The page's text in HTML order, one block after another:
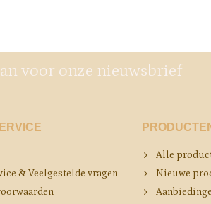
voor onze nieuwsbrief
& Veelgestelde vragen
Alle
Nieuwe